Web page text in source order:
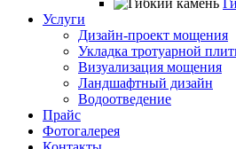
Услуги
Дизайн-проект мощения
Укладка тротуарной
Визуализация мощения
Ландшафтный дизайн
Водоотведение
Прайс
Фотогалерея